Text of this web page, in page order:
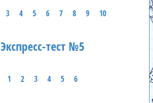
3 4 5 6 7 8 9 10
Экспресс-тест №5
1 2 3 4 5 6